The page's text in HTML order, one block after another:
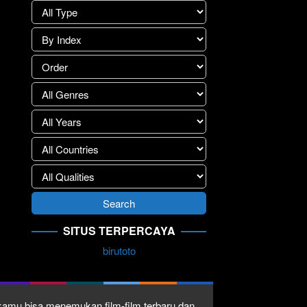
SITUS TERPERCAYA
birutoto